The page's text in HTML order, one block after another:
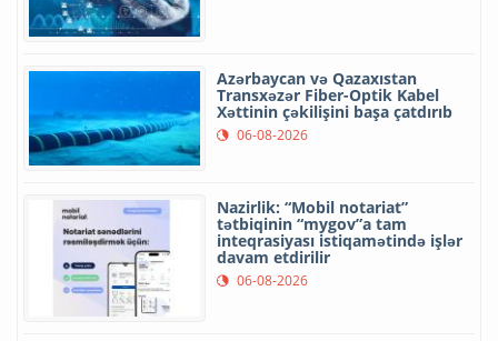
Azərbaycan və Qazaxıstan
Transxəzər Fiber-Optik Kabel
Xəttinin çəkilişini başa çatdırıb
06-08-2026
Nazirlik: “Mobil notariat”
tətbiqinin “mygov”a tam
inteqrasiyası istiqamətində işlər
davam etdirilir
06-08-2026